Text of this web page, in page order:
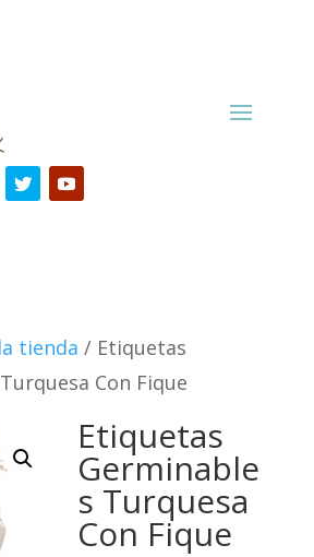
tienda / Etiquetas
Con Fique
Etiquetas
Germinable
s Turquesa
Con Fique